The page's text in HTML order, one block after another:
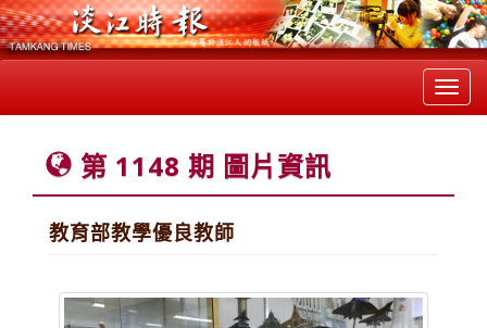
第 1148 期 圖片資訊
教育部教學優良教師